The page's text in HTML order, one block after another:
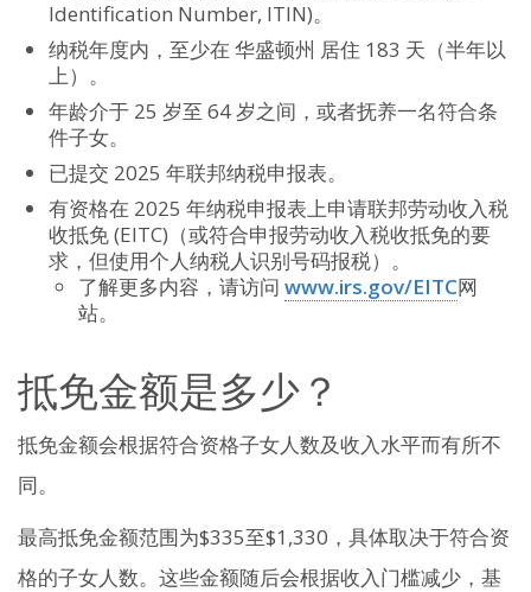
Identification Number, ITIN)。
纳税年度内，至少在 华盛顿州 居住 183 天（半年以
上）。
年龄介于 25 岁至 64 岁之间，或者抚养一名符合条
件子女。
已提交 2025 年联邦纳税申报表。
有资格在 2025 年纳税申报表上申请联邦劳动收入税
收抵免 (EITC)（或符合申报劳动收入税收抵免的要
求，但使用个人纳税人识别号码报税）。
了解更多内容，请访问 www.irs.gov/EITC网
站。
抵免金额是多少？
抵免金额会根据符合资格子女人数及收入水平而有所不
同。
最高抵免金额范围为$335至$1,330，具体取决于符合资
格的子女人数。这些金额随后会根据收入门槛减少，基